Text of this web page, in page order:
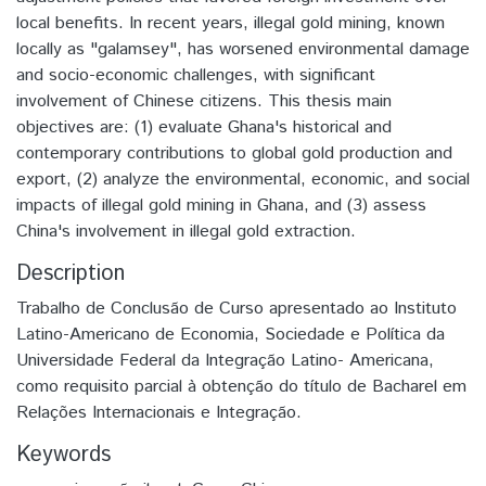
local benefits. In recent years, illegal gold mining, known
locally as "galamsey", has worsened environmental damage
and socio-economic challenges, with significant
involvement of Chinese citizens. This thesis main
objectives are: (1) evaluate Ghana's historical and
contemporary contributions to global gold production and
export, (2) analyze the environmental, economic, and social
impacts of illegal gold mining in Ghana, and (3) assess
China's involvement in illegal gold extraction.
Description
Trabalho de Conclusão de Curso apresentado ao Instituto
Latino-Americano de Economia, Sociedade e Política da
Universidade Federal da Integração Latino- Americana,
como requisito parcial à obtenção do título de Bacharel em
Relações Internacionais e Integração.
Keywords